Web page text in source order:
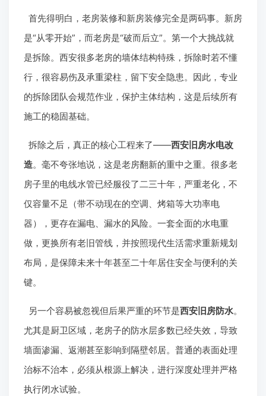
首先得明白，老房装修和新房装修完全是两码事。新房
是“从零开始”，而老房是“破而后立”。第一个大挑战就
是拆除。西安很多老房的墙体结构特殊，拆除时若不懂
行，很容易伤及承重梁柱，留下安全隐患。因此，专业
的拆除团队会规范作业，保护主体结构，这是后续所有
施工的稳固基础。
拆除之后，真正的核心工程来了——西安旧房水电改
造。毫不夸张地说，这是老房翻新的重中之重。很多老
房子里的电线水管已经服役了二三十年，严重老化，不
仅容量不足（带不动现在的空调、烤箱等大功率电
器），更存在漏电、漏水的风险。一套全面的水电重
做，更换所有老旧管线，并按照现代生活需求重新规划
布局，是保障未来十年甚至二十年居住安全与便利的关
键。
另一个容易被忽视但后果严重的环节是西安旧房防水。
尤其是厨卫区域，老房子的防水层多数已经失效，导致
墙面渗漏、返潮甚至影响到隔壁邻居。普通的表面处理
治标不治本，必须从根源上解决，进行深度处理并严格
执行闭水试验。